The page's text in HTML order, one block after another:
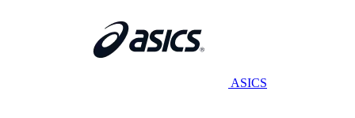
ASICS